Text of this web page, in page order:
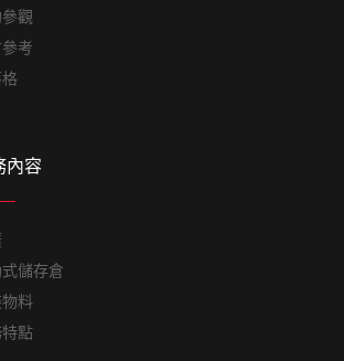
觀
考
內容
式儲存倉
料
特點